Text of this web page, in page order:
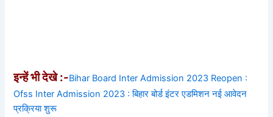
इन्हें भी देखे :-Bihar Board Inter Admission 2023 Reopen :
Ofss Inter Admission 2023 : बिहार बोर्ड इंटर एडमिशन नई आवेदन
प्रक्रिया शुरू